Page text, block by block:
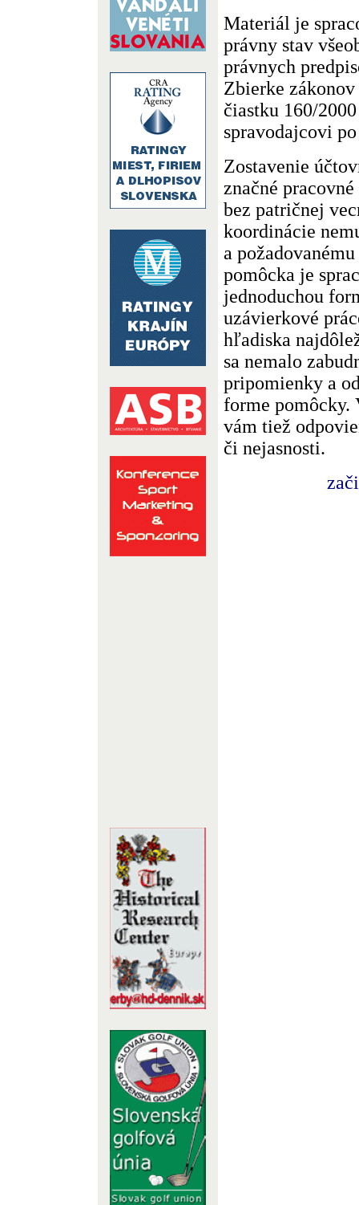
Materiál je
právny stav
právnych
Zbierke
čiastku 160/
spravodajcovi
Zostavenie
značné
bez patričnej
koordinácie
a
pomôcka je
jednoduchou
uzávierkové
hľadiska
sa nemalo
pripomienky a
forme pomôcky.
vám tiež
či nejasnosti.